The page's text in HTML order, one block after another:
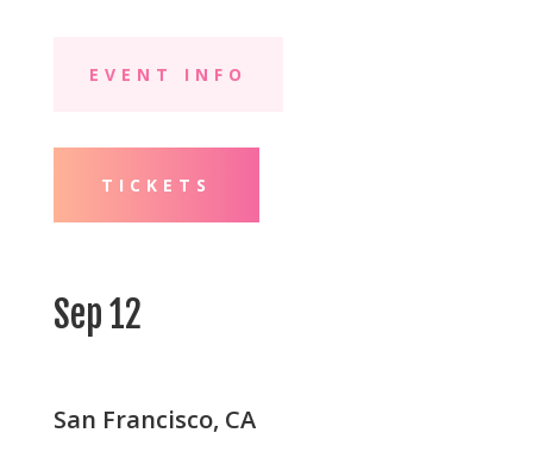
EVENT INFO
TICKETS
Sep 12
San Francisco, CA